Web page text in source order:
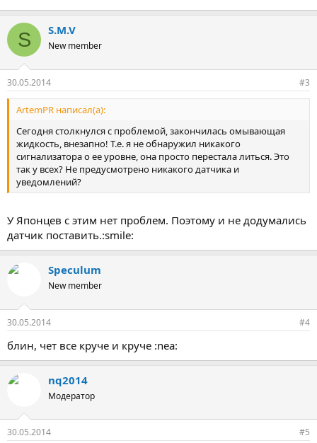
S S.M.V
New member
30.05.2014 #3
ArtemPR написал(а):
Сегодня столкнулся с проблемой, закончилась омывающая
жидкость, внезапно! Т.е. я не обнаружил никакого
сигнализатора о ее уровне, она просто перестала литься. Это
так у всех? Не предусмотрено никакого датчика и
уведомлений?
У Японцев с этим нет проблем. Поэтому и не додумались
датчик поставить.:smile:
Speculum
New member
30.05.2014 #4
блин, чет все круче и круче :nea:
nq2014
Модератор
30.05.2014 #5